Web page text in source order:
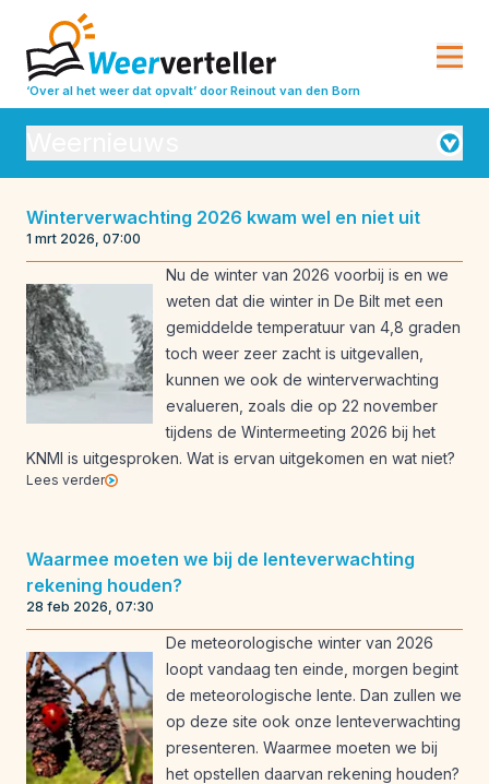
‘Over al het weer dat opvalt’ door Reinout van den Born
Seizoensverwachtingen
Weeranalyse
Weerbeleving
Weeroverzichten
Weerrecords
Weersverwachting
Weeruitleg
Weerverleden
Winterverwachting 2026 kwam wel en niet uit
1 mrt 2026, 07:00
Nu de winter van 2026 voorbij is en we
weten dat die winter in De Bilt met een
gemiddelde temperatuur van 4,8 graden
toch weer zeer zacht is uitgevallen,
kunnen we ook de winterverwachting
evalueren, zoals die op 22 november
tijdens de Wintermeeting 2026 bij het
KNMI is uitgesproken. Wat is ervan uitgekomen en wat niet?
Lees verder
Waarmee moeten we bij de lenteverwachting
rekening houden?
28 feb 2026, 07:30
De meteorologische winter van 2026
loopt vandaag ten einde, morgen begint
de meteorologische lente. Dan zullen we
op deze site ook onze lenteverwachting
presenteren. Waarmee moeten we bij
het opstellen daarvan rekening houden?